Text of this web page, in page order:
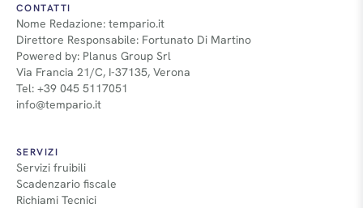
CONTATTI
Nome Redazione: tempario.it
Direttore Responsabile: Fortunato Di Martino
Powered by: Planus Group Srl
Via Francia 21/C, I-37135, Verona
Tel: +39 045 5117051
info@tempario.it
SERVIZI
Servizi fruibili
Scadenzario fiscale
Richiami Tecnici